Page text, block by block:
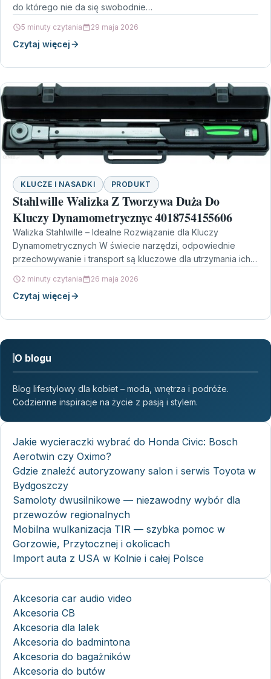
do którego nie da się swobodnie…
5 minuty czytania 29 maja 2026
Czytaj więcej
KLUCZE I NASADKI PRODUKT
Stahlwille Walizka Z Tworzywa Duża Do
Kluczy Dynamometrycznyc 4018754155606
Walizka Stahlwille – Idealne Rozwiązanie dla Kluczy
Dynamometrycznych W świecie narzędzi, odpowiednie
przechowywanie i transport są kluczowe dla utrzymania ich
2 minuty czytania 26 maja 2026
Czytaj więcej
O blogu
Blog lifestylowy dla kobiet – moda, wnętrza i podróże.
Codzienne inspiracje na życie z pasją i stylem.
Jakie wycieraczki wybrać do Honda Civic: Bosch
Aerotwin czy Oximo?
Gdzie znaleźć autoryzowany salon i serwis Toyota w
Bydgoszczy
Samoloty dwusilnikowe — niezawodny wybór dla
przewozów regionalnych
Mobilna wulkanizacja TIR — szybka pomoc w
Gorzowie, Przytocznej i okolicach
Import auta z USA w Kolnie i całej Polsce
Akcesoria car audio video
Akcesoria CB
Akcesoria dla lalek
Akcesoria do badmintona
Akcesoria do bagażników
Akcesoria do butów